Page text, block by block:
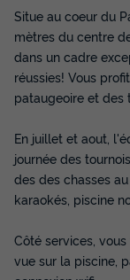
24m² - 2
Annulation
Surface
Voir le plan 2D
Animaux autorisés *
MOBILHOME 4
chambres
20/09/2026
Situe au coeur du
mètres du centre
dans un cadre
réussies! Vous
pataugeoire et des
En juillet et aout,
journée des
des des chasses
karaokés, piscine
Côté services,
vue sur la piscine,